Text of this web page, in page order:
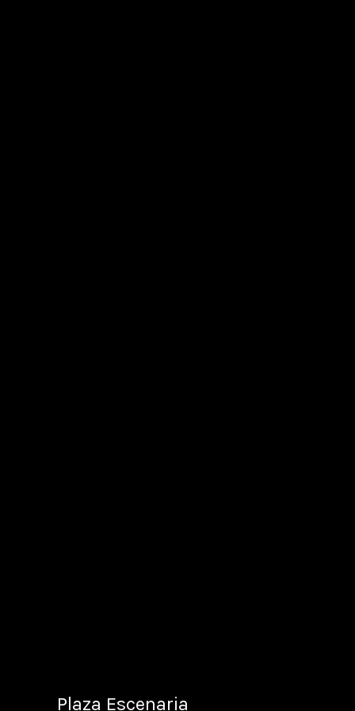
Plaza Escenaria